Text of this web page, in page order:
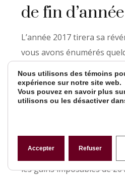
de fin
L’année 2017 tirera sa
vous avons énumérés
pour réduire vos impôts.
Réalisez vos
Dans les placements non
les gains imposables de
Nous utilisons des témoins
expérience sur notre site web.
Vous pouvez en savoir plus
utilisons ou les désactiver
Accepter Refuser